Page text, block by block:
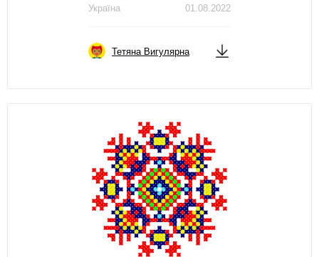
01.08.2022
Україна
Тетяна Вигулярна